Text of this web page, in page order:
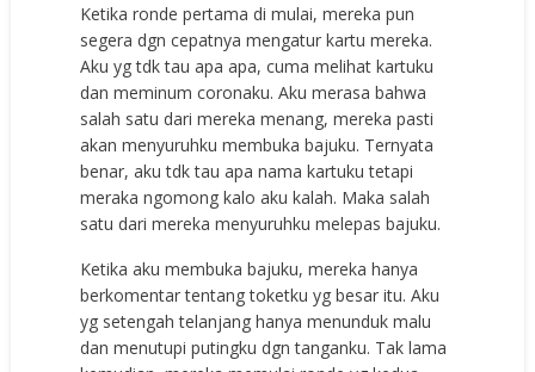
Ketika ronde pertama di mulai, mereka pun
segera dgn cepatnya mengatur kartu mereka.
Aku yg tdk tau apa apa, cuma melihat kartuku
dan meminum coronaku. Aku merasa bahwa
salah satu dari mereka menang, mereka pasti
akan menyuruhku membuka bajuku. Ternyata
benar, aku tdk tau apa nama kartuku tetapi
meraka ngomong kalo aku kalah. Maka salah
satu dari mereka menyuruhku melepas bajuku.
Ketika aku membuka bajuku, mereka hanya
berkomentar tentang toketku yg besar itu. Aku
yg setengah telanjang hanya menunduk malu
dan menutupi putingku dgn tanganku. Tak lama